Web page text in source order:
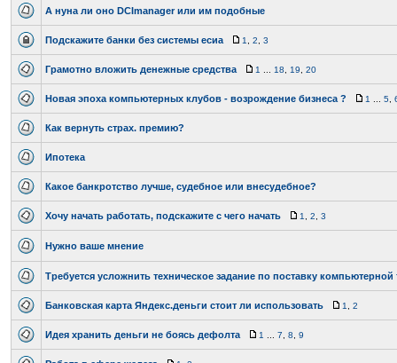
А нуна ли оно DCImanager или им подобные
Подскажите банки без системы есиа 1 2 3
Грамотно вложить денежные средства 1 18 19 20
Новая эпоха компьютерных клубов - возрождение бизнеса ? 1 5
Как вернуть страх. премию?
Ипотека
Какое банкротство лучше, судебное или внесудебное?
Хочу начать работать, подскажите с чего начать 1 2 3
Нужно ваше мнение
Требуется усложнить техническое задание по поставку компьютерной
Банковская карта Яндекс.деньги стоит ли использовать 1 2
Идея хранить деньги не боясь дефолта 1 7 8 9